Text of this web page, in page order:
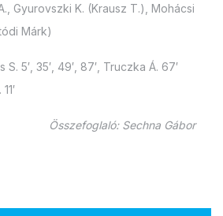
Gyurovszki K. (Krausz T.), Mohácsi
Márk)
5′, 35′, 49′, 87′, Truczka Á. 67′
Összefoglaló: Sechna Gábor